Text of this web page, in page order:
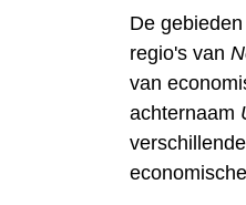
De
regio's van
van
achternaam